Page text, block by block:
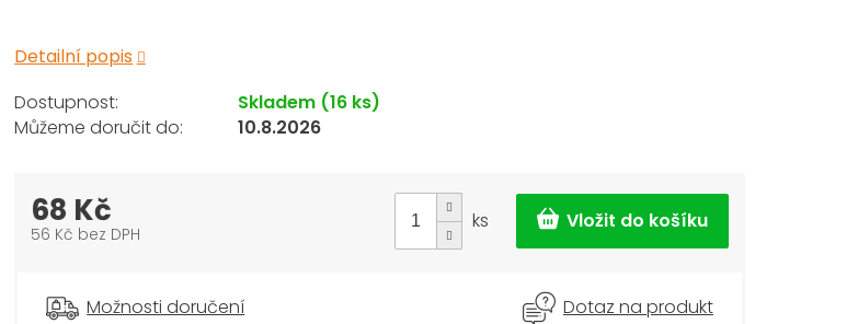
Detailní popis
Skladem (16 ks)
10.8.2026
68 Kč
56 Kč bez DPH
ks
Možnosti doručení Dotaz na produkt